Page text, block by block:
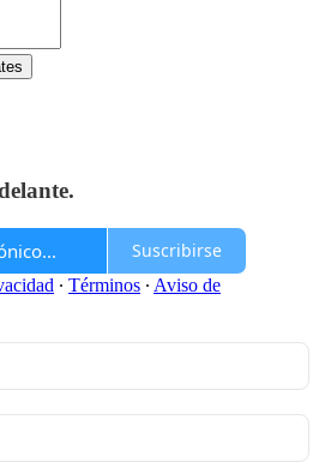
Suscribirse
∙ Términos ∙ Aviso de